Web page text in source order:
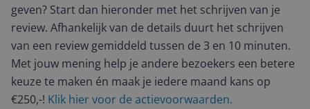
geven? Start dan hieronder met het schrijven van je
review. Afhankelijk van de details duurt het schrijven
van een review gemiddeld tussen de 3 en 10 minuten.
Met jouw mening help je andere bezoekers een betere
keuze te maken én maak je iedere maand kans op
€250,-! Klik hier voor de actievoorwaarden.